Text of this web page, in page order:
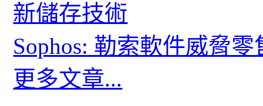
新儲存技術
Sophos: 勒索軟件威脅
更多文章...